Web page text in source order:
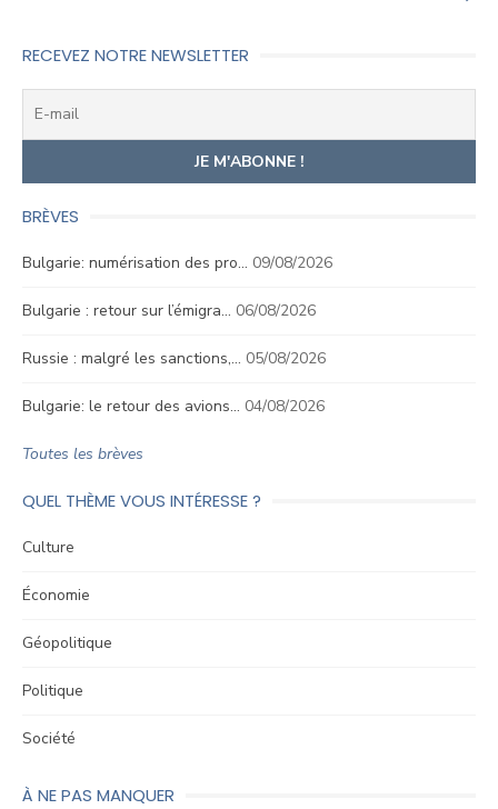
RECEVEZ NOTRE NEWSLETTER
BRÈVES
Bulgarie: numérisation des pro… 09/08/2026
Bulgarie : retour sur l’émigra… 06/08/2026
Russie : malgré les sanctions,… 05/08/2026
Bulgarie: le retour des avions… 04/08/2026
Toutes les brèves
QUEL THÈME VOUS INTÉRESSE ?
Culture
Économie
Géopolitique
Politique
Société
À NE PAS MANQUER